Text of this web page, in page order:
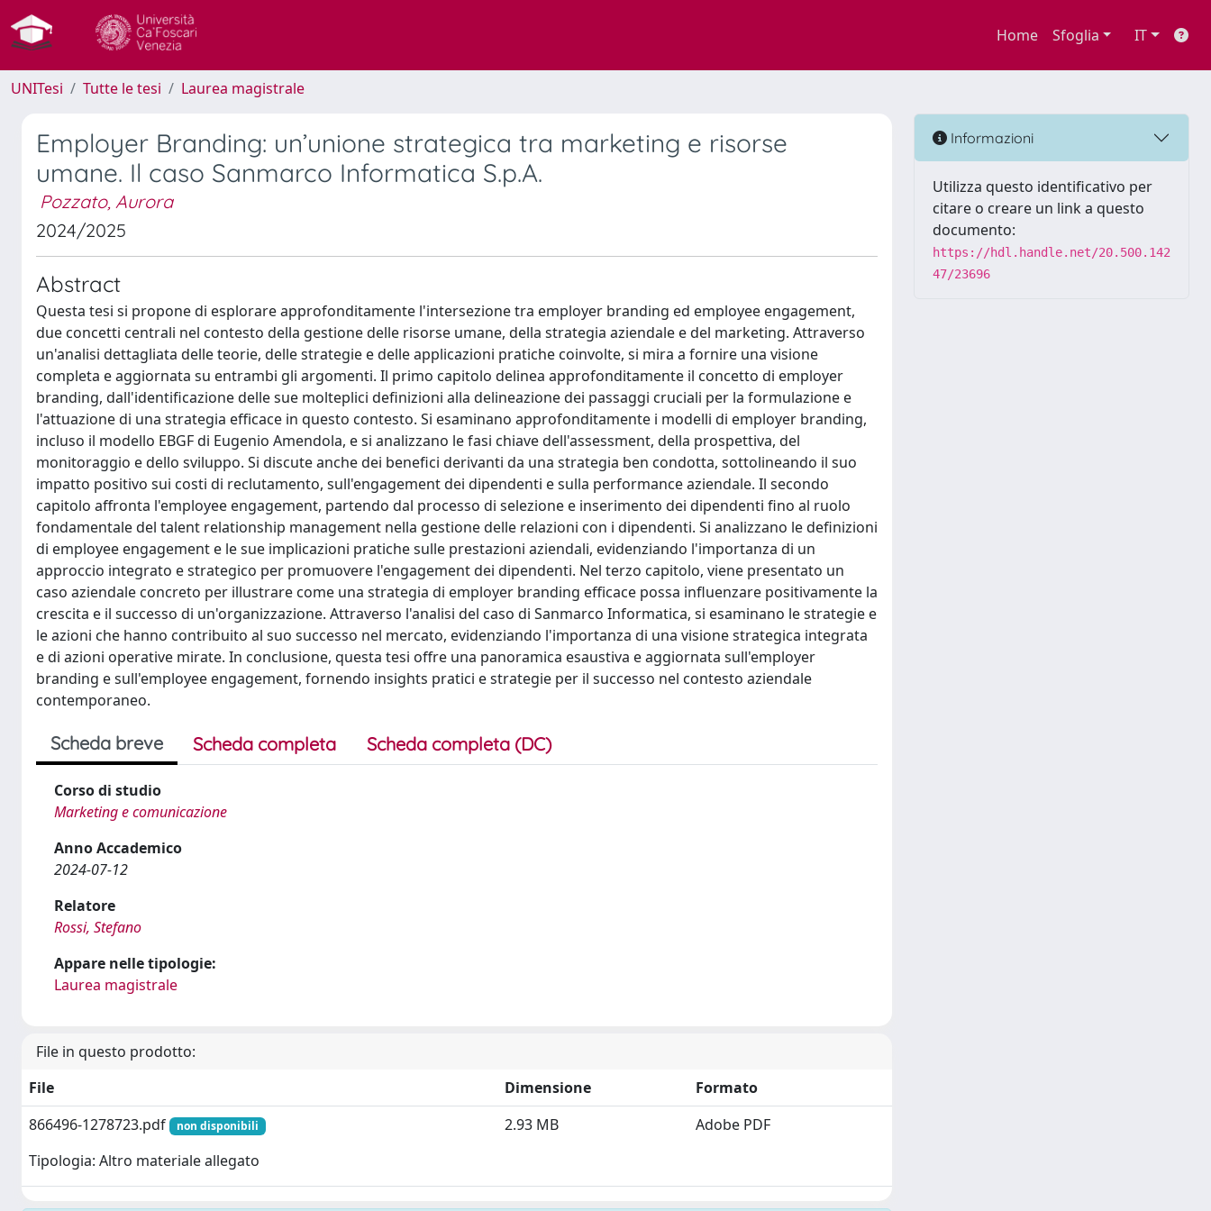
Home Sfoglia IT
UNITesi Tutte le tesi Laurea magistrale
Employer Branding: un’unione strategica tra marketing e risorse
umane. Il caso Sanmarco Informatica S.p.A.
Pozzato, Aurora
2024/2025
Abstract
Questa tesi si propone di esplorare approfonditamente l'intersezione tra employer branding ed employee engagement,
due concetti centrali nel contesto della gestione delle risorse umane, della strategia aziendale e del marketing. Attraverso
un'analisi dettagliata delle teorie, delle strategie e delle applicazioni pratiche coinvolte, si mira a fornire una visione
completa e aggiornata su entrambi gli argomenti. Il primo capitolo delinea approfonditamente il concetto di employer
branding, dall'identificazione delle sue molteplici definizioni alla delineazione dei passaggi cruciali per la formulazione e
l'attuazione di una strategia efficace in questo contesto. Si esaminano approfonditamente i modelli di employer branding,
incluso il modello EBGF di Eugenio Amendola, e si analizzano le fasi chiave dell'assessment, della prospettiva, del
monitoraggio e dello sviluppo. Si discute anche dei benefici derivanti da una strategia ben condotta, sottolineando il suo
impatto positivo sui costi di reclutamento, sull'engagement dei dipendenti e sulla performance aziendale. Il secondo
capitolo affronta l'employee engagement, partendo dal processo di selezione e inserimento dei dipendenti fino al ruolo
fondamentale del talent relationship management nella gestione delle relazioni con i dipendenti. Si analizzano le definizioni
di employee engagement e le sue implicazioni pratiche sulle prestazioni aziendali, evidenziando l'importanza di un
approccio integrato e strategico per promuovere l'engagement dei dipendenti. Nel terzo capitolo, viene presentato un
caso aziendale concreto per illustrare come una strategia di employer branding efficace possa influenzare positivamente la
crescita e il successo di un'organizzazione. Attraverso l'analisi del caso di Sanmarco Informatica, si esaminano le strategie e
le azioni che hanno contribuito al suo successo nel mercato, evidenziando l'importanza di una visione strategica integrata
e di azioni operative mirate. In conclusione, questa tesi offre una panoramica esaustiva e aggiornata sull'employer
branding e sull'employee engagement, fornendo insights pratici e strategie per il successo nel contesto aziendale
contemporaneo.
Scheda breve Scheda completa Scheda completa (DC)
Corso di studio
Marketing e comunicazione
Anno Accademico
2024-07-12
Relatore
Rossi, Stefano
Appare nelle tipologie:
Laurea magistrale
File in questo prodotto:
File
Dimensione
Formato
866496-1278723.pdf
non disponibili
Tipologia: Altro materiale allegato
2.93 MB Adobe PDF
Informazioni
Utilizza questo identificativo per
citare o creare un link a questo
documento:
https://hdl.handle.net/20.500.142
47/23696